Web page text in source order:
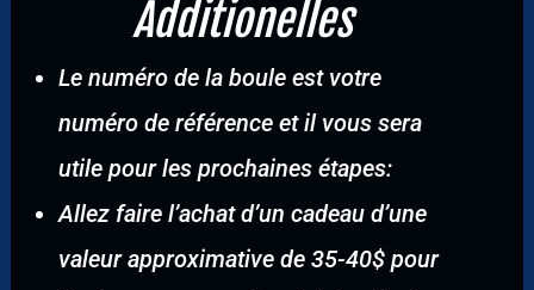
Additionelles
Le numéro de la boule est votre
numéro de référence et il vous sera
utile pour les prochaines étapes:
Allez faire l’achat d’un cadeau d’une
valeur approximative de 35-40$ pour